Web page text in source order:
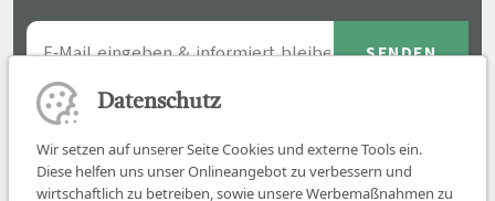
Datenschutz
Wir setzen auf unserer Seite Cookies und externe Tools ein.
Diese helfen uns unser Onlineangebot zu verbessern und
wirtschaftlich zu betreiben, sowie unsere Werbemaßnahmen zu